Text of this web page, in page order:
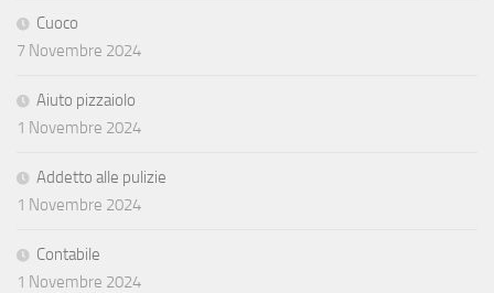
Cuoco
7 Novembre 2024
Aiuto pizzaiolo
1 Novembre 2024
Addetto alle pulizie
1 Novembre 2024
Contabile
1 Novembre 2024